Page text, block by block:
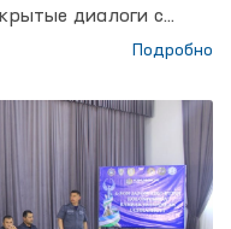
диалоги с
на повышение его
Подробно